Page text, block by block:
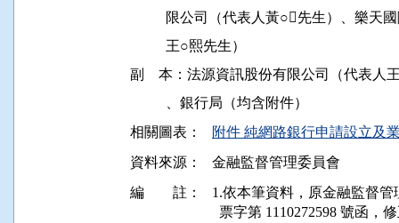
限公司（代表人黃○先生）、樂
          王○熙先生）
副    本：法源資訊股份有限公司（代表人
相關圖表：
附件 純網路銀行申請設立及
資料來源：
金融監督管理委員會
編 註：
1.依本筆資料，原金融監督管
票字第 1110272598 號函，